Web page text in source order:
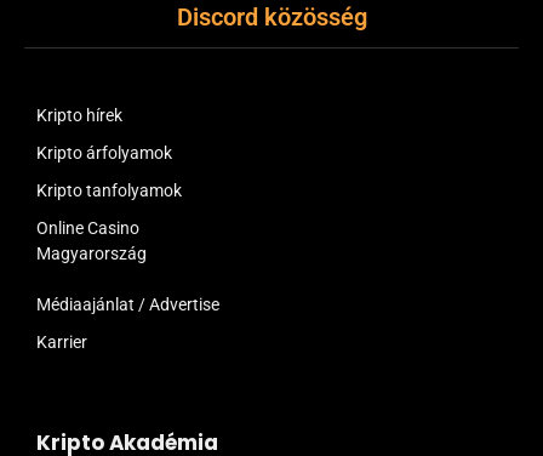
Discord közösség
Kripto hírek
Kripto árfolyamok
Kripto tanfolyamok
Online Casino
Magyarország
Médiaajánlat / Advertise
Karrier
Kripto Akadémia